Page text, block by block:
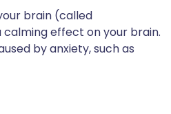
brain (called
effect on your brain.
by anxiety, such as